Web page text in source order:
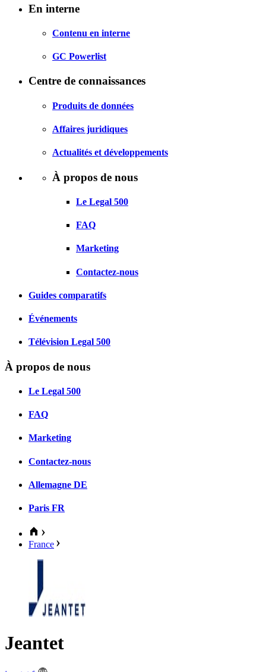
En interne
Contenu en interne
GC Powerlist
Centre de connaissances
Produits de données
Affaires juridiques
Actualités et développements
À propos de nous
Le Legal 500
FAQ
Marketing
Contactez-nous
Guides comparatifs
Événements
Télévision Legal 500
À propos de nous
Le Legal 500
FAQ
Marketing
Contactez-nous
Allemagne DE
Paris FR
France
Jeantet